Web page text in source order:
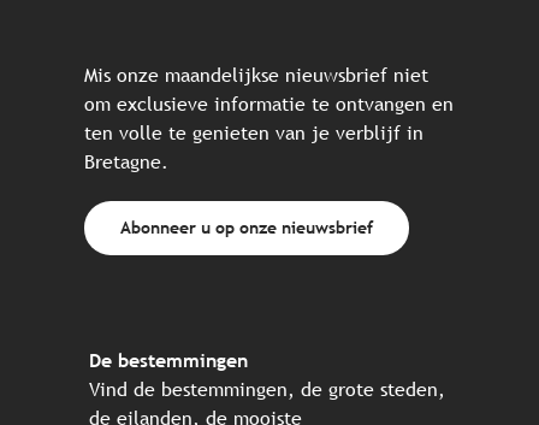
Mis onze maandelijkse nieuwsbrief niet
om exclusieve informatie te ontvangen en
ten volle te genieten van je verblijf in
Bretagne.
Abonneer u op onze nieuwsbrief
De bestemmingen
Vind de bestemmingen, de grote steden,
de eilanden, de mooiste